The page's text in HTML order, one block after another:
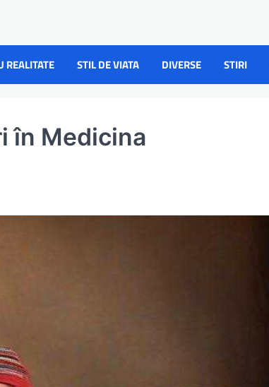
REALITATE STIL DE VIATA DIVERSE STIRI
în Medicina